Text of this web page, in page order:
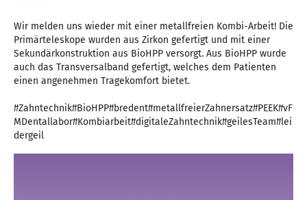
Wir melden uns wieder mit einer metallfreien Kombi-Arbeit! Die
Primärteleskope wurden aus Zirkon gefertigt und mit einer
Sekundärkonstruktion aus BioHPP versorgt. Aus BioHPP wurde
auch das Transversalband gefertigt, welches dem Patienten
einen angenehmen Tragekomfort bietet.
#Zahntechnik#BioHPP#bredent#metallfreierZahnersatz#PEEK#vF
MDentallabor#Kombiarbeit#digitaleZahntechnik#geilesTeam#lei
dergeil